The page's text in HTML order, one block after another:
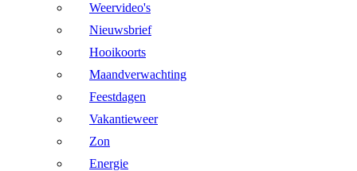
Weervideo's
Nieuwsbrief
Hooikoorts
Maandverwachting
Feestdagen
Vakantieweer
Zon
Energie